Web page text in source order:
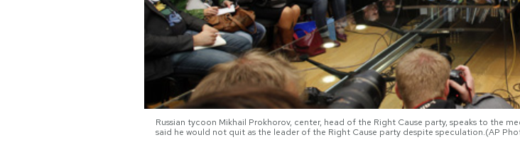
Russian tycoon Mikhail Prokhorov, center, head of the Right Cause party, speaks to the
said he would not quit as the leader of the Right Cause party despite speculation.(AP